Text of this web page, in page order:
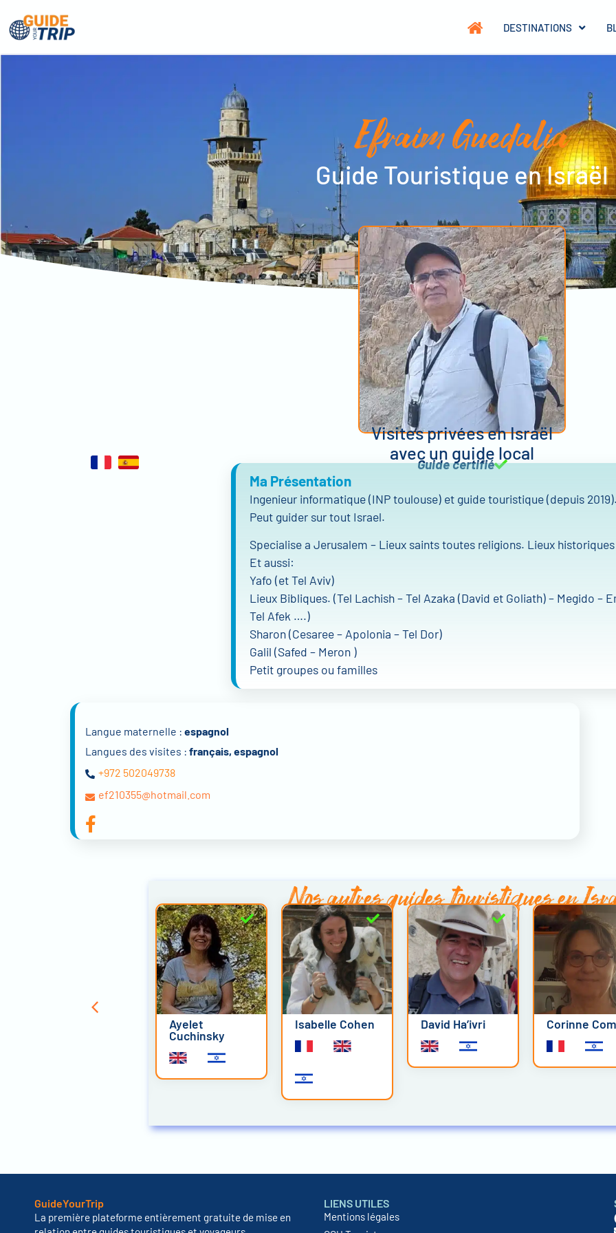
DESTINATIONS
Efraim Guedalia
Guide Touristique en Israël
Visites privées en Israël
avec un guide local
Guide certifié
Ma Présentation
Ingenieur informatique (INP toulouse) et guide touristique (depuis
Peut guider sur tout Israel.
Specialise a Jerusalem – Lieux saints toutes religions. Lieux historiques
Et aussi:
Yafo (et Tel Aviv)
Lieux Bibliques. (Tel Lachish – Tel Azaka (David et Goliath) – Megido –
Tel Afek ….)
Sharon (Cesaree – Apolonia – Tel Dor)
Galil (Safed – Meron )
Petit groupes ou familles
Langue maternelle : espagnol
Langues des visites : français, espagnol
+972 502049738
ef210355@hotmail.com
Nos autresguides touristiques en
Ayelet
Cuchinsky
Isabelle Cohen David Ha’ivri Corinne
GuideYourTrip
La première plateforme entièrement gratuite de mise en
LIENS UTILES
Mentions légales